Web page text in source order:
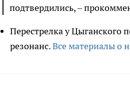
подтвердились, –
Перестрелка у Цыганского
резонанс.Все материалы о